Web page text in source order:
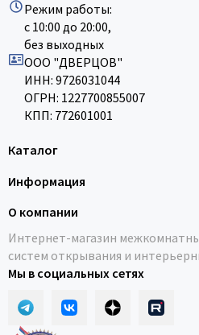
Режим работы:
с 10:00 до 20:00,
без выходных
ООО "ДВЕРЦОВ"
ИНН: 9726031044
ОГРН: 1227700855007
КПП: 772601001
Каталог
Информация
О компании
Интернет-магазин
систем открывания и
Мы в социальных сетях